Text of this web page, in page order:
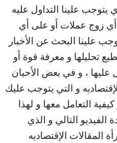
يتوجب علينا التداول عليه
زوج عملات أو على أي
علينا البحث عن الأخبار
تحليلها و معرفة قوة أو
عليها ، و في بعض الأحيان
و التي يتوجب عليك
التعامل معها و لهذا
التالي و الذي
المقالات الإقتصاديه